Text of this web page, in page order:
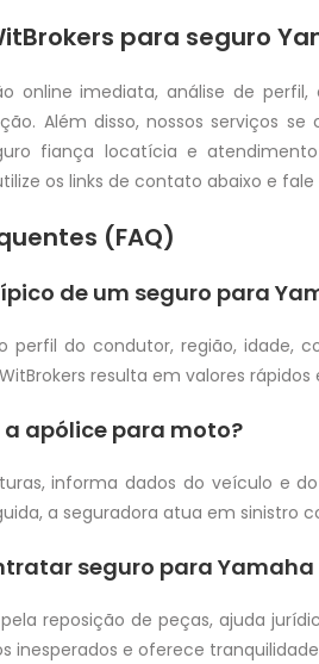
para seguro
online imediata, análise de
Além disso, nossos serviços
fiança locatícia e
os links de contato abaixo e
(FAQ)
de um seguro para
perfil do condutor, região, idade,
resulta em valores
apólice para moto?
informa dados do veículo e
a seguradora atua em sinistro
seguro para Yamaha
reposição de peças, ajuda
inesperados e oferece